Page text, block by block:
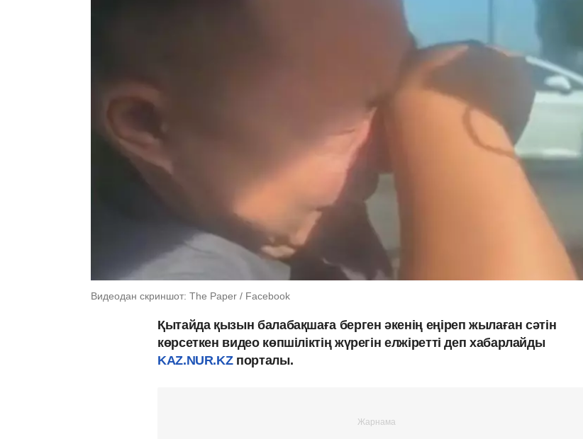
Видеодан скриншот: The Paper / Facebook
Қытайда қызын балабақшаға берген әкенің еңіреп жылаған сәтін
көрсеткен видео көпшіліктің жүрегін елжіретті деп хабарлайды
KAZ.NUR.KZпорталы.